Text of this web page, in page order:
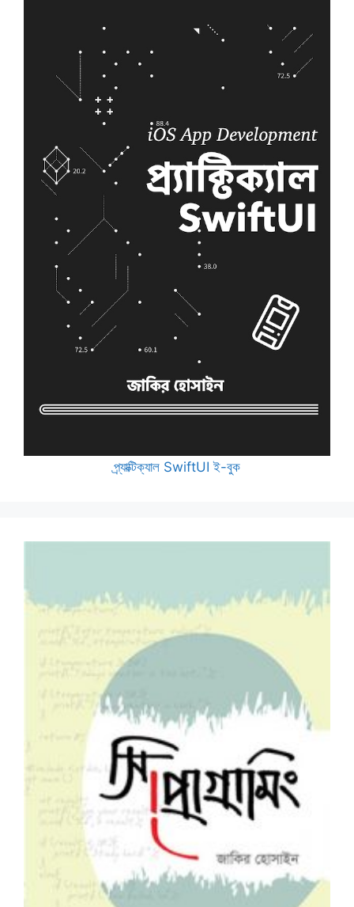
প্র্যাক্টিক্যাল SwiftUI ই-বুক